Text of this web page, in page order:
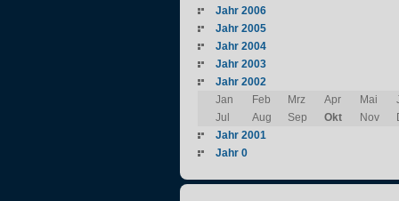
Jahr 2006
Jahr 2005
Jahr 2004
Jahr 2003
Jahr 2002
Jan
Feb Mrz Apr Mai
Jul
Aug Sep Okt Nov
Jahr 2001
Jahr 0